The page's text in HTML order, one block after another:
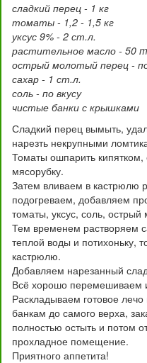
сладкий перец - 1 кг
томаты - 1,2 - 1,5 кг
уксус 9% - 2 ст.л.
растительное масло - 50
острый молотый перец -
сахар - 1 ст.л.
соль - по вкусу
чистые банки с крышками
Сладкий перец вымыть,
нарезть некрупными
Томаты ошпарить кипятком,
мясорубку.
Затем вливаем в кастрюлю
подогреваем, добавляем
томаты, уксус, соль,
Тем временем растворяем
теплой воды и потихоньку,
кастрюлю.
Добавляем нарезанный
Всё хорошо перемешиваем
Раскладываем готовое
банкам до самого верха,
полностью остыть и потом
прохладное помещение.
Приятного аппетита!